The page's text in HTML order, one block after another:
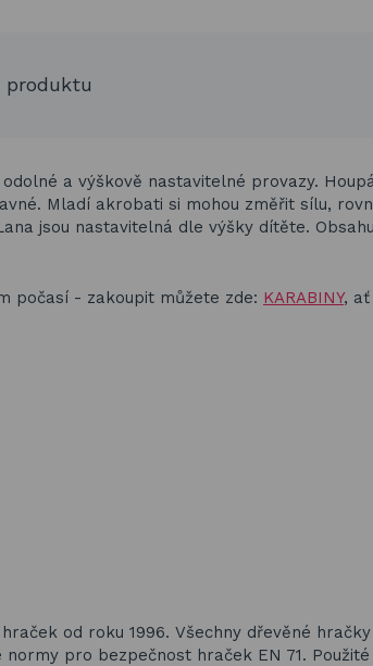
produktu
a výškově nastavitelné provazy.
Mladí akrobati si mohou změřit sílu,
jsou nastavitelná dle výšky dítěte.
počasí - zakoupit můžete zde: KARABINY,
od roku 1996. Všechny dřevěné hračky
pro bezpečnost hraček EN 71.